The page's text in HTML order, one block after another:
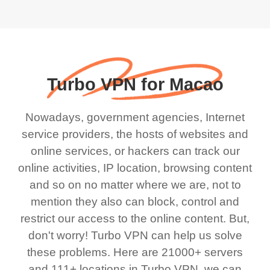
Turbo VPN for Macao
Nowadays, government agencies, Internet
service providers, the hosts of websites and
online services, or hackers can track our
online activities, IP location, browsing content
and so on no matter where we are, not to
mention they also can block, control and
restrict our access to the online content. But,
don't worry! Turbo VPN can help us solve
these problems. Here are 21000+ servers